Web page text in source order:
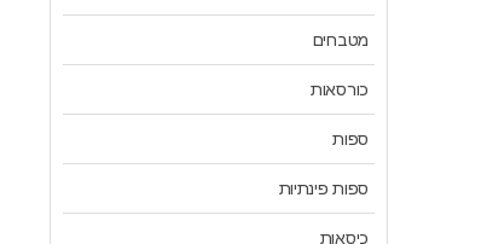
מטבחים
כורסאות
ספות
ספות פינתיות
כיסאות